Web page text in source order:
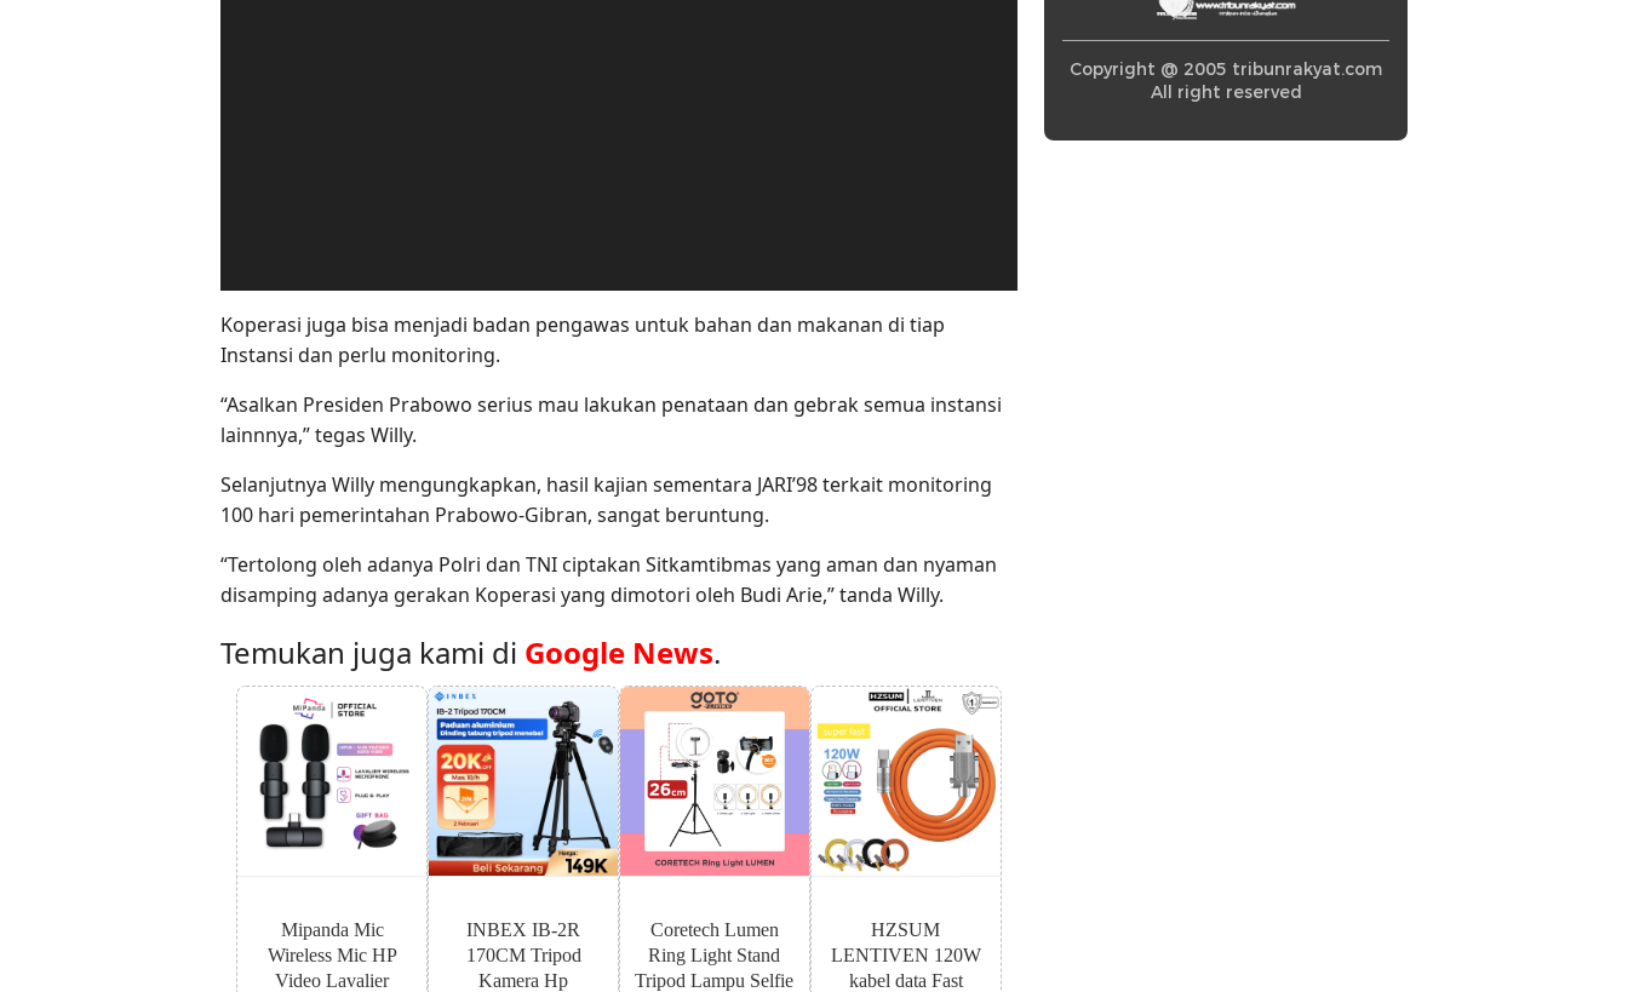
Koperasi juga bisa menjadi badan pengawas untuk bahan dan makanan di tiap
Instansi dan perlu monitoring.
“Asalkan Presiden Prabowo serius mau lakukan penataan dan gebrak semua instansi
lainnnya,” tegas Willy.
Selanjutnya Willy mengungkapkan, hasil kajian sementara JARI’98 terkait monitoring
100 hari pemerintahan Prabowo-Gibran, sangat beruntung.
“Tertolong oleh adanya Polri dan TNI ciptakan Sitkamtibmas yang aman dan nyaman
disamping adanya gerakan Koperasi yang dimotori oleh Budi Arie,” tanda Willy.
Temukan juga kami di Google News.
Mipanda Mic
Wireless Mic HP
Video Lavalier
INBEX IB-2R
170CM Tripod
Kamera Hp
Coretech Lumen
Ring Light Stand
Tripod Lampu Selfie
HZSUM
LENTIVEN 120W
kabel data Fast
Copyright @ 2005 tribunrakyat.com
All right reserved